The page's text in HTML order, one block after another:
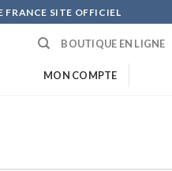
FRANCE SITE OFFICIEL
BOUTIQUE EN LIGNE
MON COMPTE